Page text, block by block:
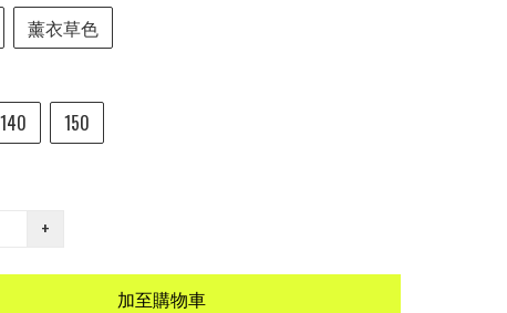
薰衣草色
140 150
+
加至購物車